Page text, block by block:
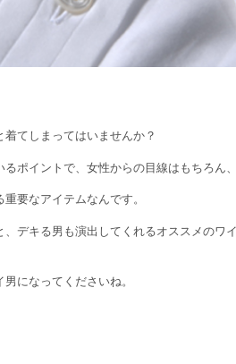
てしまってはいませんか？
ポイントで、女性からの目線はもちろん、
要なアイテムなんです。
デキる男も演出してくれるオススメのワ
になってくださいね。